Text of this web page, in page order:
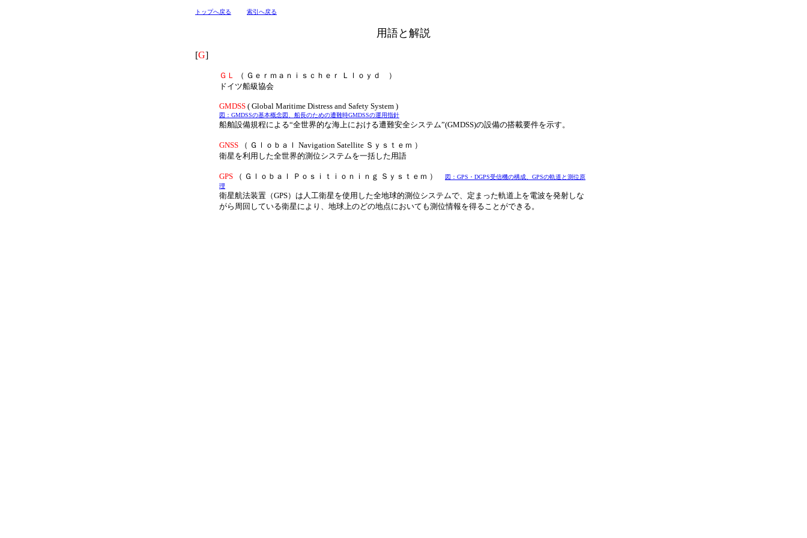
トップへ戻る 索引へ戻る
用語と解説
[G]
ＧＬ
（ Ｇｅｒｍａｎｉｓｃｈｅｒ Ｌｌｏｙｄ ）
ドイツ船級協会
GMDSS ( Global Maritime Distress and Safety System )
図：GMDSSの基本概念図、船長のための遭難時GMDSSの運用指針
船舶設備規程による“全世界的な海上における遭難安全システム”(GMDSS)の設備の搭載要件を示す。
GNSS （ Ｇｌｏｂａｌ Navigation Satellite Ｓｙｓｔｅｍ ）
衛星を利用した全世界的測位システムを一括した用語
GPS （ Ｇｌｏｂａｌ Ｐｏｓｉｔｉｏｎｉｎｇ Ｓｙｓｔｅｍ ）
図：GPS・DGPS受信機の構成、GPSの軌道と測位原
理
衛星航法装置（GPS）は人工衛星を使用した全地球的測位システムで、定まった軌道上を電波を発射しな
がら周回している衛星により、地球上のどの地点においても測位情報を得ることができる。